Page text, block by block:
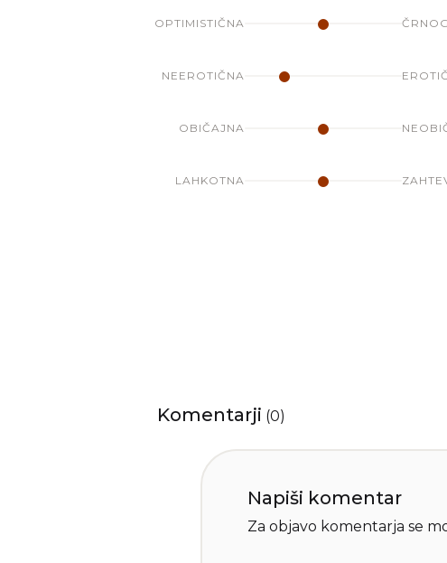
OPTIMISTIČNA
NEEROTIČNA
OBIČAJNA
LAHKOTNA
Komentarji (0)
Napiši komentar
Za objavo komentarja se